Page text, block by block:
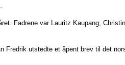
Fadrene var Lauritz Kaupang;
utstedte et åpent brev til det